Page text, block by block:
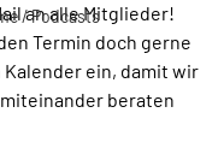
/ Podcasts
an alle Mitglieder!
Termin doch gerne
Kalender ein, damit wir
beraten